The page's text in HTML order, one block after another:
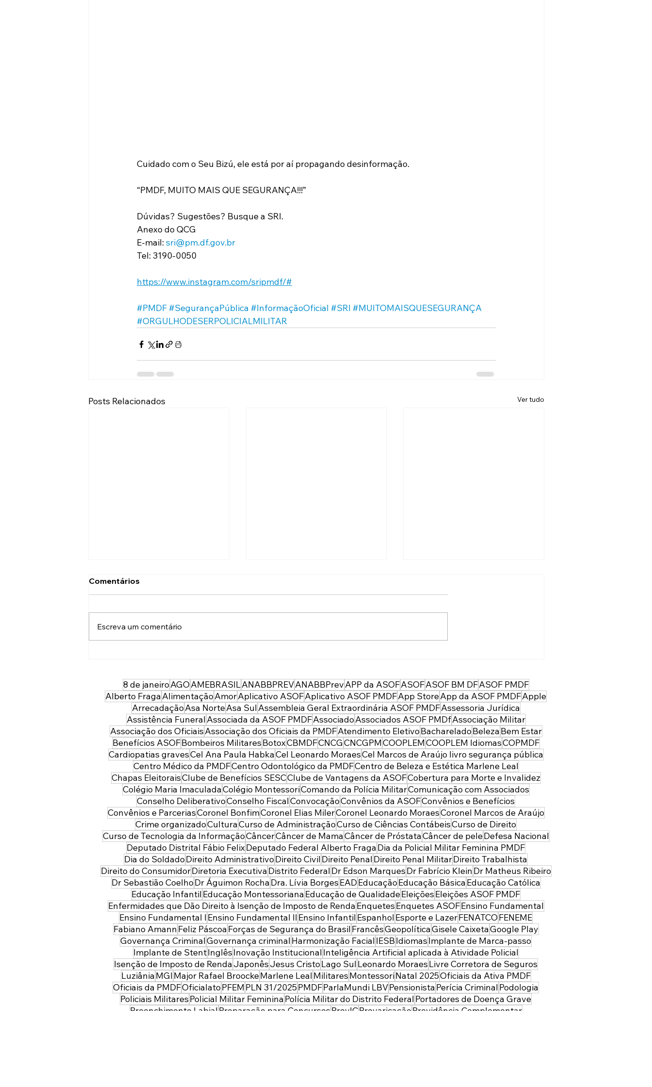
8 de janeiroAGOAMEBRASILANABBPREVANABBPrevAPP da ASOFASOFASOF BM DFASOF PMDF
Alberto FragaAlimentaçãoAmorAplicativo ASOFAplicativo ASOF PMDFApp StoreApp da ASOF PMDFApple
ArrecadaçãoAsa NorteAsa SulAssembleia Geral Extraordinária ASOF PMDFAssessoria Jurídica
Assistência FuneralAssociada da ASOF PMDFAssociadoAssociados ASOF PMDfAssociação Militar
Associação dos OficiaisAssociação dos Oficiais da PMDFAtendimento EletivoBachareladoBelezaBem Estar
Benefícios ASOFBombeiros MilitaresBotoxCBMDFCNCGCNCGPMCOOPLEMCOOPLEM IdiomasCOPMDF
Cardiopatias gravesCel Ana Paula HabkaCel Leonardo MoraesCel Marcos de Araújo livro segurança pública
Centro Médico da PMDFCentro Odontológico da PMDFCentro de Beleza e Estética Marlene Leal
Chapas EleitoraisClube de Benefícios SESCClube de Vantagens da ASOFCobertura para Morte e Invalidez
Colégio Maria ImaculadaColégio MontessoriComando da Polícia MilitarComunicação com Associados
Conselho DeliberativoConselho FiscalConvocaçãoConvênios da ASOFConvênios e Benefícios
Convênios e ParceriasCoronel BonfimCoronel Elias MilerCoronel Leonardo MoraesCoronel Marcos de Araújo
Crime organizadoCulturaCurso de AdministraçãoCurso de Ciências ContábeisCurso de Direito
Curso de Tecnologia da InformaçãoCâncerCâncer de MamaCâncer de PróstataCâncer de peleDefesa Nacional
Deputado Distrital Fábio FelixDeputado Federal Alberto FragaDia da Policial Militar Feminina PMDF
Dia do SoldadoDireito AdministrativoDireito CivilDireito PenalDireito Penal MilitarDireito Trabalhista
Direito do ConsumidorDiretoria ExecutivaDistrito FederalDr Edson MarquesDr Fabrício KleinDr Matheus Ribeiro
Dr Sebastião CoelhoDr Águimon RochaDra. Lívia BorgesEADEducaçãoEducação BásicaEducação Católica
Educação InfantilEducação MontessorianaEducação de QualidadeEleiçõesEleições ASOF PMDF
Enfermidades que Dão Direito à Isenção de Imposto de RendaEnquetesEnquetes ASOFEnsino Fundamental
Ensino Fundamental IEnsino Fundamental IIEnsino InfantilEspanholEsporte e LazerFENATCOFENEME
Fabiano AmannFeliz PáscoaForças de Segurança do BrasilFrancêsGeopolíticaGisele CaixetaGoogle Play
Governança CriminalGovernança criminalHarmonização FacialIESBIdiomasImplante de Marca-passo
Implante de StentInglêsInovação InstitucionalInteligência Artificial aplicada à Atividade Policial
Isenção de Imposto de RendaJaponêsJesus CristoLago SulLeonardo MoraesLivre Corretora de Seguros
LuziâniaMGIMajor Rafael BroockeMarlene LealMilitaresMontessoriNatal 2025Oficiais da Ativa PMDF
Oficiais da PMDFOficialatoPFEMPLN 31/2025PMDFParlaMundi LBVPensionistaPerícia CriminalPodologia
Policiais MilitaresPolicial Militar FemininaPolícia Militar do Distrito FederalPortadores de Doença Grave
Preenchimento LabialPreparação para ConcursosPrevICPrevaricaçãoPrevidência Complementar
Cuidado com o Seu Bizú, ele está por aí propagando desinformação.
“PMDF, MUITO MAIS QUE SEGURANÇA!!!”
Dúvidas? Sugestões? Busque a SRI.
Anexo do QCG
E-mail: sri@pm.df.gov.br
Tel: 3190-0050
https://www.instagram.com/sripmdf/#
#PMDF #SegurançaPública #InformaçãoOficial #SRI #MUITOMAISQUESEGURANÇA
#ORGULHODESERPOLICIALMILITAR
Posts Relacionados Ver tudo
têm ótimo desconto para
harmonização facial com o
Dr. Matheus Ribeiro
Imaculada (Lago Sul)
mais forte, moderna e
preparada para servir à
sociedade: parabéns
policial militar feminina!
Comentários
Escreva um comentário